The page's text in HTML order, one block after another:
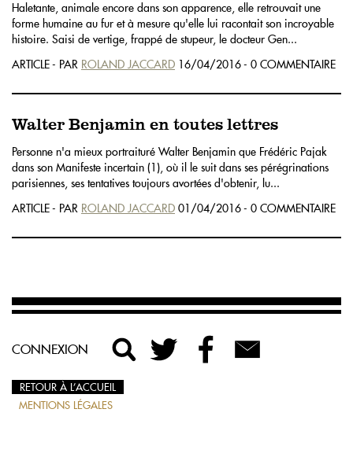
Haletante, animale encore dans son apparence, elle retrouvait une
forme humaine au fur et à mesure qu'elle lui racontait son incroyable
histoire. Saisi de vertige, frappé de stupeur, le docteur Gen...
ARTICLE - PAR ROLAND JACCARD 16/04/2016 - 0 COMMENTAIRE
Walter Benjamin en toutes lettres
Personne n'a mieux portraituré Walter Benjamin que Frédéric Pajak
dans son Manifeste incertain (1), où il le suit dans ses pérégrinations
parisiennes, ses tentatives toujours avortées d'obtenir, lu...
ARTICLE - PAR ROLAND JACCARD 01/04/2016 - 0 COMMENTAIRE
CONNEXION
RETOUR À L’ACCUEIL
MENTIONS LÉGALES